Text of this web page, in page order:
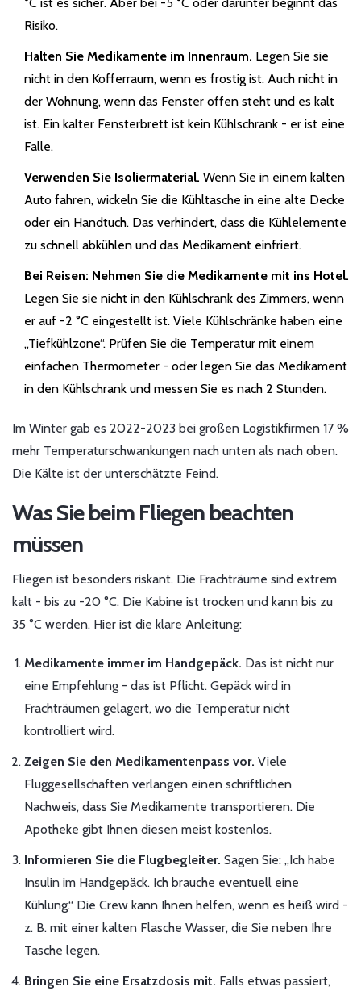
Risiko.
Halten Sie Medikamente im Innenraum. Legen Sie sie
nicht in den Kofferraum, wenn es frostig ist. Auch nicht in
der Wohnung, wenn das Fenster offen steht und es kalt
ist. Ein kalter Fensterbrett ist kein Kühlschrank - er ist eine
Falle.
Verwenden Sie Isoliermaterial. Wenn Sie in einem kalten
Auto fahren, wickeln Sie die Kühltasche in eine alte Decke
oder ein Handtuch. Das verhindert, dass die Kühlelemente
zu schnell abkühlen und das Medikament einfriert.
Bei Reisen: Nehmen Sie die Medikamente mit ins Hotel.
Legen Sie sie nicht in den Kühlschrank des Zimmers, wenn
er auf -2 °C eingestellt ist. Viele Kühlschränke haben eine
„Tiefkühlzone“. Prüfen Sie die Temperatur mit einem
einfachen Thermometer - oder legen Sie das Medikament
in den Kühlschrank und messen Sie es nach 2 Stunden.
Im Winter gab es 2022-2023 bei großen Logistikfirmen 17 %
mehr Temperaturschwankungen nach unten als nach oben.
Die Kälte ist der unterschätzte Feind.
Was Sie beim Fliegen beachten
müssen
Fliegen ist besonders riskant. Die Frachträume sind extrem
kalt - bis zu -20 °C. Die Kabine ist trocken und kann bis zu
35 °C werden. Hier ist die klare Anleitung:
Medikamente immer im Handgepäck. Das ist nicht nur
eine Empfehlung - das ist Pflicht. Gepäck wird in
Frachträumen gelagert, wo die Temperatur nicht
kontrolliert wird.
Zeigen Sie den Medikamentenpass vor. Viele
Fluggesellschaften verlangen einen schriftlichen
Nachweis, dass Sie Medikamente transportieren. Die
Apotheke gibt Ihnen diesen meist kostenlos.
Informieren Sie die Flugbegleiter. Sagen Sie: „Ich habe
Insulin im Handgepäck. Ich brauche eventuell eine
Kühlung.“ Die Crew kann Ihnen helfen, wenn es heiß wird -
z. B. mit einer kalten Flasche Wasser, die Sie neben Ihre
Tasche legen.
Bringen Sie eine Ersatzdosis mit. Falls etwas passiert,